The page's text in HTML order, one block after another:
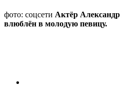
фото: соцсети Актёр Александр
влюблён в молодую певицу.